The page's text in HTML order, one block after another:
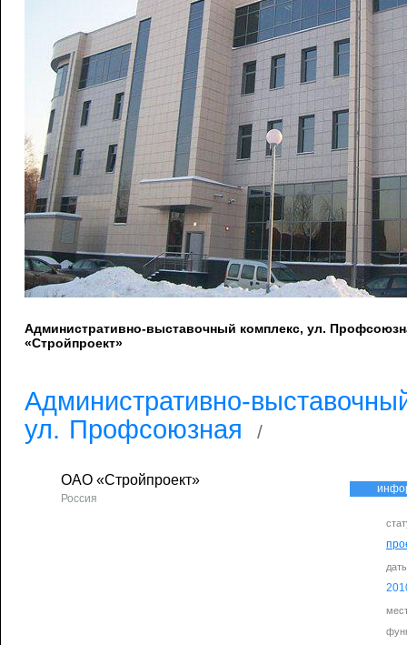
Административно-выставочный комплекс, ул.
«Стройпроект»
Административно-
ул. Профсоюзная
/
ОАО «Стройпроект»
Россия